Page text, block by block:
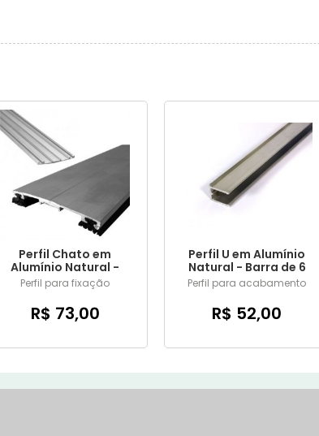
Perfil Chato em
Alumínio Natural -
Barra de 6 metros
Perfil para fixação
R$ 73,00
Perfil U em Alumínio
Natural - Barra de 6
metros
Perfil para acabamento
R$ 52,00